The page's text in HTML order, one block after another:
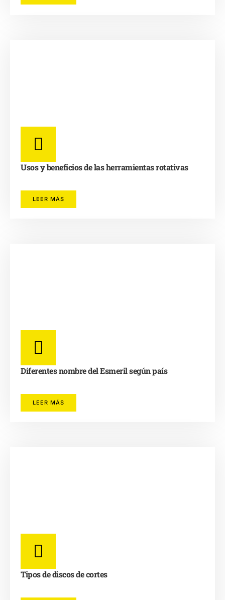
Usos y beneficios de las herramientas rotativas
LEER MÁS
Diferentes nombre del Esmeril según país
LEER MÁS
Tipos de discos de cortes